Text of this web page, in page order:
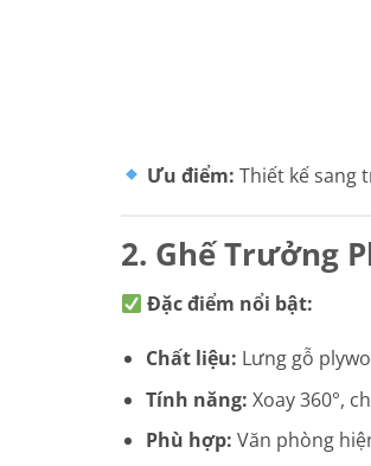
Ưu điểm: Thiết kế sang
2. Ghế Trưởng
Đặc điểm nổi bật:
Chất liệu: Lưng gỗ
Tính năng: Xoay 360°,
Phù hợp: Văn phòng